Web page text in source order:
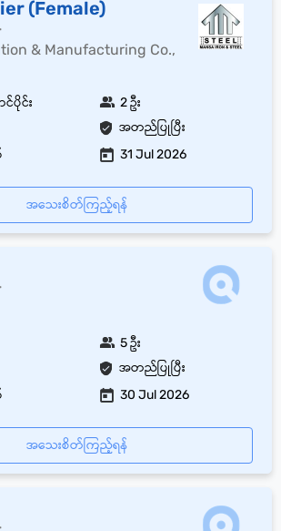
(Female)
& Manufacturing Co.,
အတည်ပြုပြီး
ပိုင်း 2 ဦး
31 Jul 2026
အသေးစိတ်ကြည့်ရန်
အတည်ပြုပြီး
5 ဦး
30 Jul 2026
အသေးစိတ်ကြည့်ရန်